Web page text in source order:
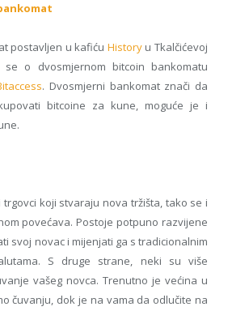
postavljen u kafiću Historyu Tkalčićevoj
o dvosmjernom bitcoin bankomatu
. Dvosmjerni bankomat znači da
bitcoine za kune, moguće je i
koji stvaraju nova tržišta, tako se i
povećava. Postoje potpuno razvijene
svoj novac i mijenjati ga s tradicionalnim
S druge strane, neki su više
vašeg novca. Trenutno je većina u
čuvanju, dok je na vama da odlučite na